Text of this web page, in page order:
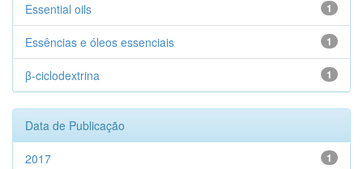
1
Essential oils
1
Essências e óleos essenciais
1
β-ciclodextrina
Data de Publicação
1
2017